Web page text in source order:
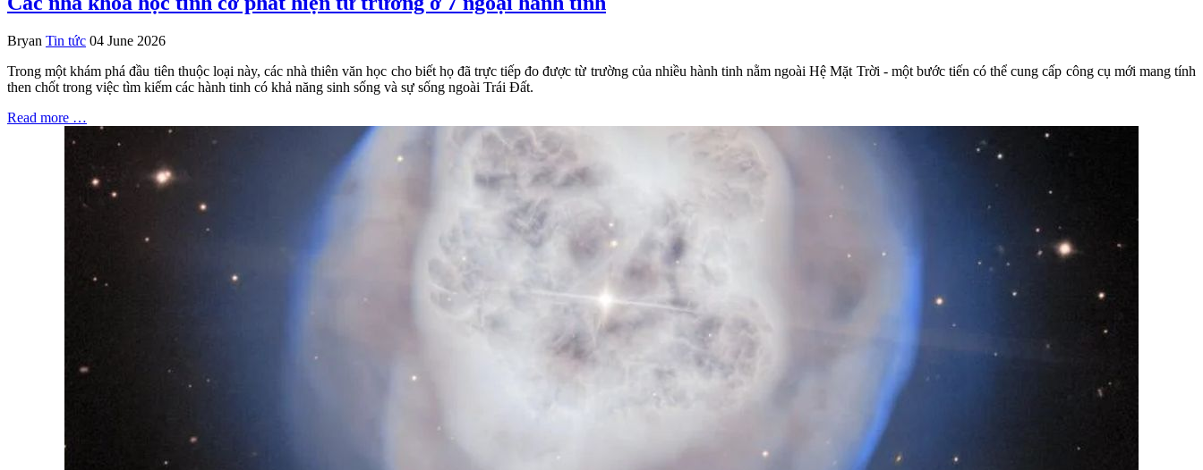
Bryan Tin tức 04 June 2026
Trong một khám phá đầu tiên thuộc loại này, các nhà thiên văn học cho biết họ đã trực tiếp đo được từ trường của nhiều hành tinh nằm ngoài Hệ Mặt Trời - một bước tiến có thể cung cấp công cụ mới mang tính
then chốt trong việc tìm kiếm các hành tinh có khả năng sinh sống và sự sống ngoài Trái Đất.
Read more …